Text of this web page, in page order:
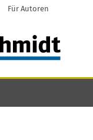
Für Autoren